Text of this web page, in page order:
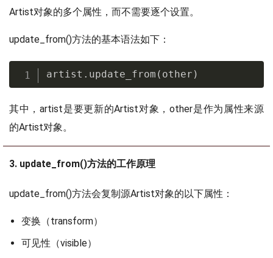
Artist对象的多个属性，而不需要逐个设置。
update_from()方法的基本语法如下：
artist . update_from ( other )
其中，artist是要更新的Artist对象，other是作为属性来源
的Artist对象。
3. update_from()方法的工作原理
update_from()方法会复制源Artist对象的以下属性：
变换（transform）
可见性（visible）